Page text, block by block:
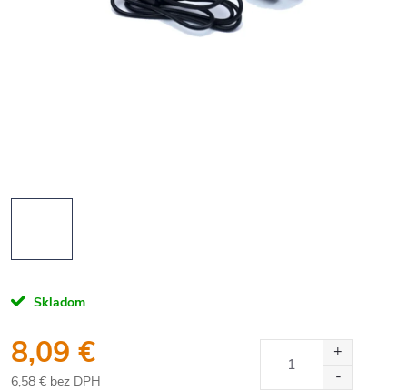
Skladom
8,09 €
6,58 € bez DPH